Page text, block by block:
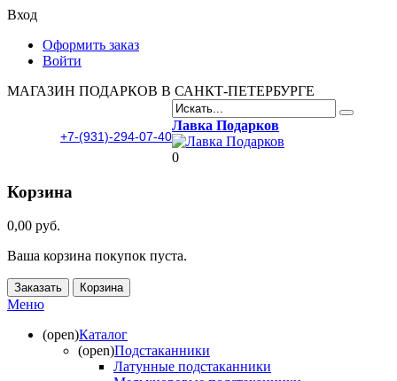
Вход
Оформить заказ
Войти
МАГАЗИН ПОДАРКОВ В САНКТ-ПЕТЕРБУРГЕ
+7-(931)-294-07-40
Лавка Подарков
0
Корзина
0,00 руб.
Ваша корзина покупок пуста.
Заказать Корзина
Меню
(open)Каталог
(open)Подстаканники
Латунные подстаканники